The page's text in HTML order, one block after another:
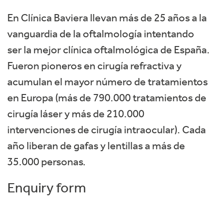
En Clínica Baviera llevan más de 25 años a la
vanguardia de la oftalmología intentando
ser la mejor clínica oftalmológica de España.
Fueron pioneros en cirugía refractiva y
acumulan el mayor número de tratamientos
en Europa (más de 790.000 tratamientos de
cirugía láser y más de 210.000
intervenciones de cirugía intraocular). Cada
año liberan de gafas y lentillas a más de
35.000 personas.
Enquiry form